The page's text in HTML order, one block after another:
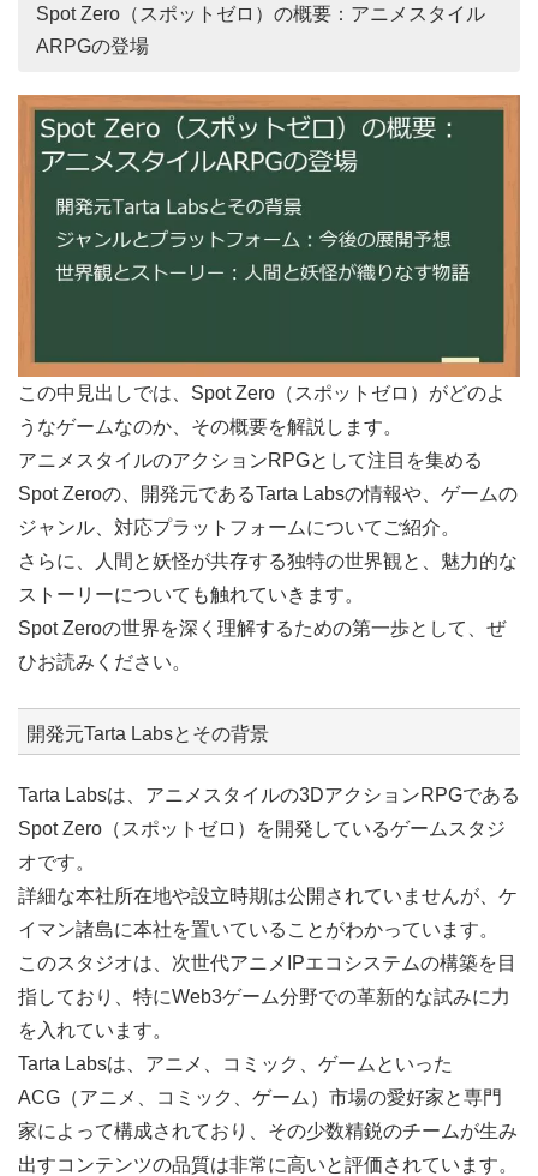
Spot Zero（スポットゼロ）の概要：アニメスタイル
ARPGの登場
この中見出しでは、Spot Zero（スポットゼロ）がどのよ
うなゲームなのか、その概要を解説します。
アニメスタイルのアクションRPGとして注目を集める
Spot Zeroの、開発元であるTarta Labsの情報や、ゲームの
ジャンル、対応プラットフォームについてご紹介。
さらに、人間と妖怪が共存する独特の世界観と、魅力的な
ストーリーについても触れていきます。
Spot Zeroの世界を深く理解するための第一歩として、ぜ
ひお読みください。
開発元Tarta Labsとその背景
Tarta Labsは、アニメスタイルの3DアクションRPGである
Spot Zero（スポットゼロ）を開発しているゲームスタジ
オです。
詳細な本社所在地や設立時期は公開されていませんが、ケ
イマン諸島に本社を置いていることがわかっています。
このスタジオは、次世代アニメIPエコシステムの構築を目
指しており、特にWeb3ゲーム分野での革新的な試みに力
を入れています。
Tarta Labsは、アニメ、コミック、ゲームといった
ACG（アニメ、コミック、ゲーム）市場の愛好家と専門
家によって構成されており、その少数精鋭のチームが生み
出すコンテンツの品質は非常に高いと評価されています。